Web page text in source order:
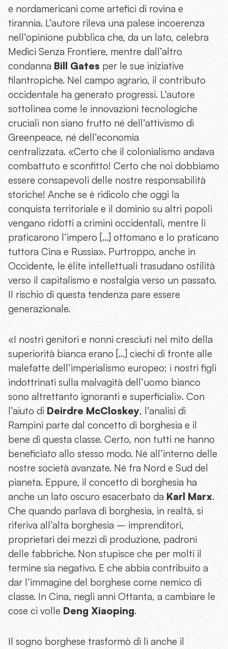
e nordamericani come artefici di rovina e
tirannia. L’autore rileva una palese incoerenza
nell’opinione pubblica che, da un lato, celebra
Medici Senza Frontiere, mentre dall’altro
condanna Bill Gates per le sue iniziative
filantropiche. Nel campo agrario, il contributo
occidentale ha generato progressi. L’autore
sottolinea come le innovazioni tecnologiche
cruciali non siano frutto né dell’attivismo di
Greenpeace, né dell’economia
centralizzata. «Certo che il colonialismo andava
combattuto e sconfitto! Certo che noi dobbiamo
essere consapevoli delle nostre responsabilità
storiche! Anche se è ridicolo che oggi la
conquista territoriale e il dominio su altri popoli
vengano ridotti a crimini occidentali, mentre li
praticarono l’impero […] ottomano e lo praticano
tuttora Cina e Russia». Purtroppo, anche in
Occidente, le élite intellettuali trasudano ostilità
verso il capitalismo e nostalgia verso un passato.
Il rischio di questa tendenza pare essere
generazionale.
«I nostri genitori e nonni cresciuti nel mito della
superiorità bianca erano […] ciechi di fronte alle
malefatte dell’imperialismo europeo; i nostri figli
indottrinati sulla malvagità dell’uomo bianco
sono altrettanto ignoranti e superficiali». Con
l’aiuto di Deirdre McCloskey, l’analisi di
Rampini parte dal concetto di borghesia e il
bene di questa classe. Certo, non tutti ne hanno
beneficiato allo stesso modo. Né all’interno delle
nostre società avanzate. Né fra Nord e Sud del
pianeta. Eppure, il concetto di borghesia ha
anche un lato oscuro esacerbato da Karl Marx.
Che quando parlava di borghesia, in realtà, si
riferiva all’alta borghesia – imprenditori,
proprietari dei mezzi di produzione, padroni
delle fabbriche. Non stupisce che per molti il
termine sia negativo. E che abbia contribuito a
dar l’immagine del borghese come nemico di
classe. In Cina, negli anni Ottanta, a cambiare le
cose ci volle Deng Xiaoping.
Il sogno borghese trasformò di lì anche il